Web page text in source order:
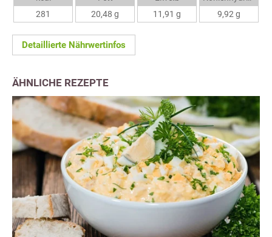
281
20,48 g
11,91 g
9,92 g
Detaillierte Nährwertinfos
ÄHNLICHE REZEPTE